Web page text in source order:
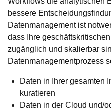
bessere
Datenmanagement ist
dass Ihre
zugänglich und skalierbar
Datenmanagementprozess
Daten in Ihrer gesamten
kuratieren
Daten in der Cloud und/